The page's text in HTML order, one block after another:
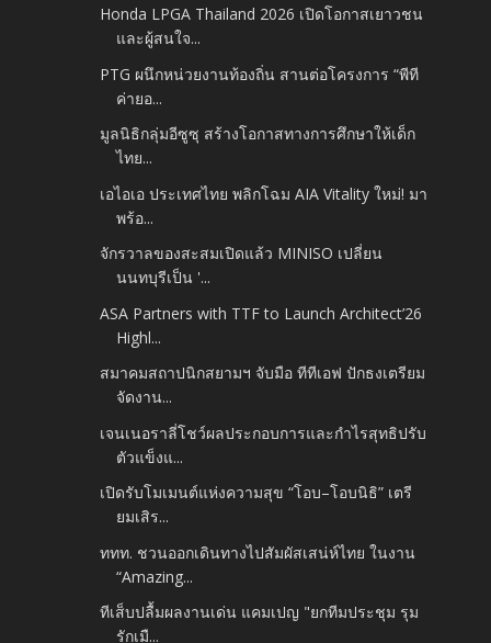
Honda LPGA Thailand 2026 เปิดโอกาสเยาวชน
และผู้สนใจ...
PTG ผนึกหน่วยงานท้องถิ่น สานต่อโครงการ “พีที
ค่ายอ...
มูลนิธิกลุ่มอีซูซุ สร้างโอกาสทางการศึกษาให้เด็ก
ไทย...
เอไอเอ ประเทศไทย พลิกโฉม AIA Vitality ใหม่! มา
พร้อ...
จักรวาลของสะสมเปิดแล้ว MINISO เปลี่ยน
นนทบุรีเป็น '...
ASA Partners with TTF to Launch Architect’26
Highl...
สมาคมสถาปนิกสยามฯ จับมือ ทีทีเอฟ ปักธงเตรียม
จัดงาน...
เจนเนอราลี่โชว์ผลประกอบการและกำไรสุทธิปรับ
ตัวแข็งแ...
เปิดรับโมเมนต์แห่งความสุข “โอบ–โอบนิธิ” เตรี
ยมเสิร...
ททท. ชวนออกเดินทางไปสัมผัสเสน่ห์ไทย ในงาน
“Amazing...
ทีเส็บปลื้มผลงานเด่น แคมเปญ "ยกทีมประชุม รุม
รักเมื...